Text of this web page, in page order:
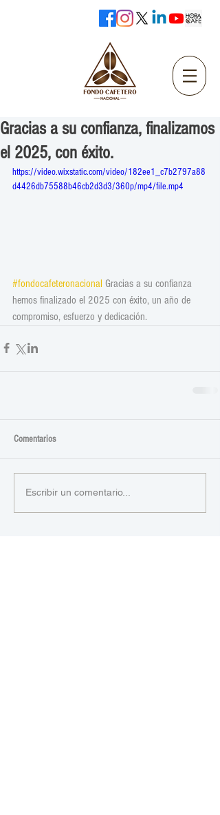
Gracias a su confianza, finalizamos
el 2025, con éxito.
https://video.wixstatic.com/video/182ee1_c7b2797a88
d4426db75588b46cb2d3d3/360p/mp4/file.mp4
#fondocafeteronacional Gracias a su confianza
hemos finalizado el 2025 con éxito, un año de
compromiso, esfuerzo y dedicación.
Comentarios
Escribir un comentario...